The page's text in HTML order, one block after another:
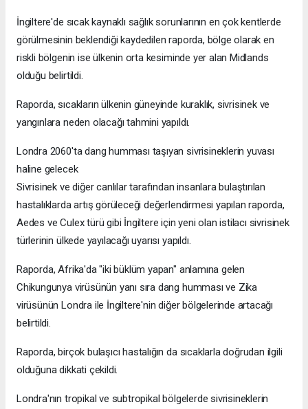
İngiltere'de sıcak kaynaklı sağlık sorunlarının en çok kentlerde
görülmesinin beklendiği kaydedilen raporda, bölge olarak en
riskli bölgenin ise ülkenin orta kesiminde yer alan Midlands
olduğu belirtildi.
Raporda, sıcakların ülkenin güneyinde kuraklık, sivrisinek ve
yangınlara neden olacağı tahmini yapıldı.
Londra 2060'ta dang humması taşıyan sivrisineklerin yuvası
haline gelecek
Sivrisinek ve diğer canlılar tarafından insanlara bulaştırılan
hastalıklarda artış görüleceği değerlendirmesi yapılan raporda,
Aedes ve Culex türü gibi İngiltere için yeni olan istilacı sivrisinek
türlerinin ülkede yayılacağı uyarısı yapıldı.
Raporda, Afrika'da "iki büklüm yapan" anlamına gelen
Chikungunya virüsünün yanı sıra dang humması ve Zika
virüsünün Londra ile İngiltere'nin diğer bölgelerinde artacağı
belirtildi.
Raporda, birçok bulaşıcı hastalığın da sıcaklarla doğrudan ilgili
olduğuna dikkati çekildi.
Londra'nın tropikal ve subtropikal bölgelerde sivrisineklerin